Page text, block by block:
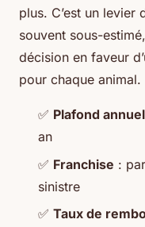
plus. C’est un levier
souvent sous-
décision en faveur
pour chaque animal.
✅ Plafond annuel
an
✅ Franchise :
sinistre
✅ Taux de